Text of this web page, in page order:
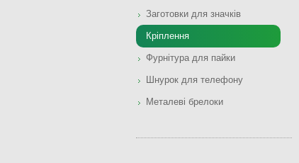
Заготовки для значків
Кріплення
Фурнітура для пайки
Шнурок для телефону
Металеві брелоки